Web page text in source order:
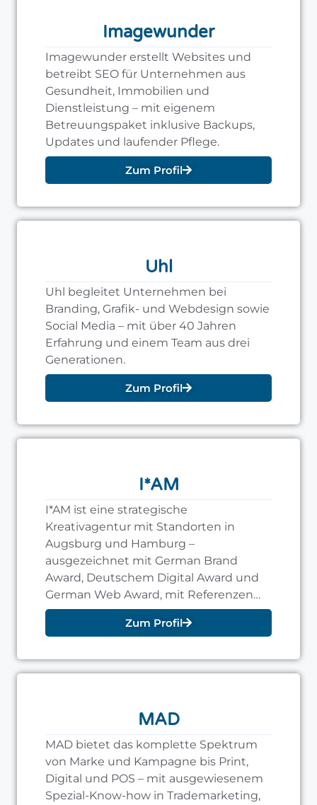
Imagewunder
Imagewunder erstellt Websites und
betreibt SEO für Unternehmen aus
Gesundheit, Immobilien und
Dienstleistung – mit eigenem
Betreuungspaket inklusive Backups,
Updates und laufender Pflege.
Zum Profil
Uhl
Uhl begleitet Unternehmen bei
Branding, Grafik- und Webdesign sowie
Social Media – mit über 40 Jahren
Erfahrung und einem Team aus drei
Generationen.
Zum Profil
I*AM
I*AM ist eine strategische
Kreativagentur mit Standorten in
Augsburg und Hamburg –
ausgezeichnet mit German Brand
Award, Deutschem Digital Award und
German Web Award, mit Referenzen
von Bayer 04 Leverkusen bis MAN
Energy Solutions.Zum Profil
MAD
MAD bietet das komplette Spektrum
von Marke und Kampagne bis Print,
Digital und POS – mit ausgewiesenem
Spezial-Know-how in Trademarketing,